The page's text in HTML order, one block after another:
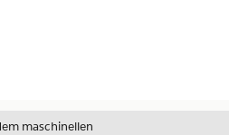
maschinellen